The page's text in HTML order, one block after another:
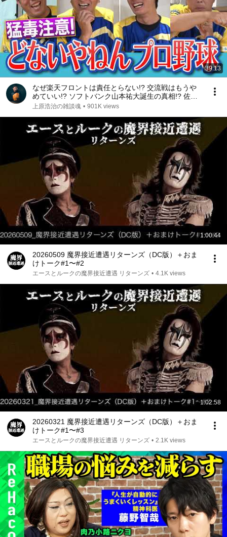
39:13
なぜ楽天フロントは責任とらない!? 交流戦はもうや
めていい!? ソフトバンク山本祐大誕生の真相!? 佐々
木麟太郎に覚醒の予感!? 宮本慎也さん高橋由伸さん
上原浩治の雑談魂 • 901K views
1:00:44
20260509 魔界接近遭遇リターンズ（DC版）＋おま
けトーク#1〜#2
エースとルークの魔界接近遭遇 リターンズ • 4.1K views
1:02:58
20260321 魔界接近遭遇リターンズ（DC版）＋おま
けトーク#1〜#3
エースとルークの魔界接近遭遇 リターンズ • 2.1K views